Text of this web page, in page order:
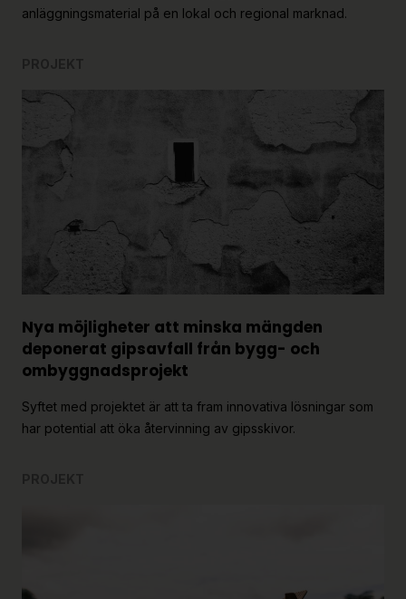
anläggningsmaterial på en lokal och regional marknad.
Nya möjligheter att minska mängden
deponerat gipsavfall från bygg- och
ombyggnadsprojekt
Syftet med projektet är att ta fram innovativa lösningar som
har potential att öka återvinning av gipsskivor.